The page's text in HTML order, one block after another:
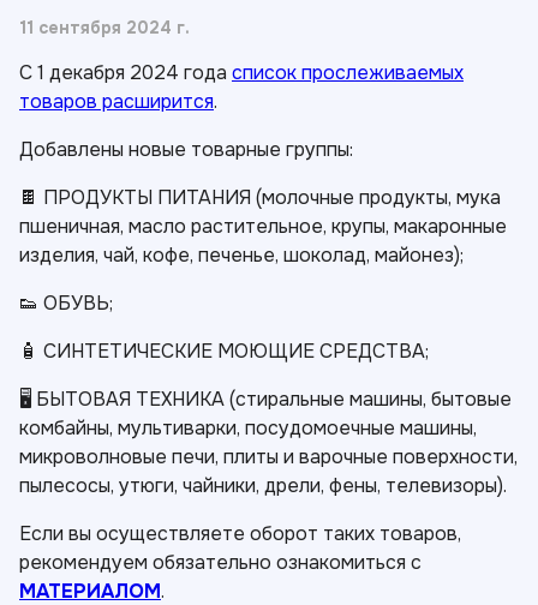
11 сентября 2024 г.
С 1 декабря 2024 года список прослеживаемых
товаров расширится.
Добавлены новые товарные группы:
🍫 ПРОДУКТЫ ПИТАНИЯ (молочные продукты, мука
пшеничная, масло растительное, крупы, макаронные
изделия, чай, кофе, печенье, шоколад, майонез);
👟 ОБУВЬ;
🧴 СИНТЕТИЧЕСКИЕ МОЮЩИЕ СРЕДСТВА;
🖥 БЫТОВАЯ ТЕХНИКА (стиральные машины, бытовые
комбайны, мультиварки, посудомоечные машины,
микроволновые печи, плиты и варочные поверхности,
пылесосы, утюги, чайники, дрели, фены, телевизоры).
Если вы осуществляете оборот таких товаров,
рекомендуем обязательно ознакомиться с
МАТЕРИАЛОМ.